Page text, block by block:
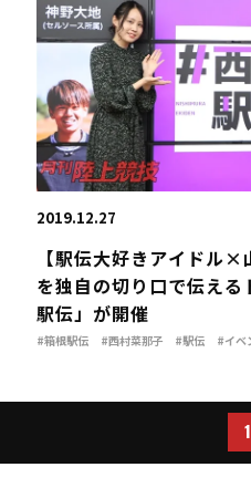
2019.12.27
【駅伝大好きアイドル×
を独自の切り口で伝え
駅伝」が開催
#箱根駅伝 #西村菜那子 #駅伝 #イベ
1